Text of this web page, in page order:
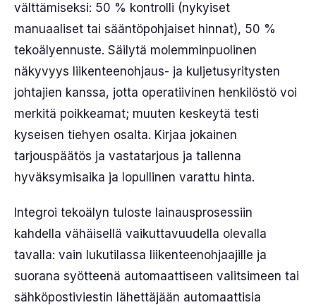
välttämiseksi: 50 % kontrolli (nykyiset
manuaaliset tai sääntöpohjaiset hinnat), 50 %
tekoälyennuste. Säilytä molemminpuolinen
näkyvyys liikenteenohjaus- ja kuljetusyritysten
johtajien kanssa, jotta operatiivinen henkilöstö voi
merkitä poikkeamat; muuten keskeytä testi
kyseisen tiehyen osalta. Kirjaa jokainen
tarjouspäätös ja vastatarjous ja tallenna
hyväksymisaika ja lopullinen varattu hinta.
Integroi tekoälyn tuloste lainausprosessiin
kahdella vähäisellä vaikuttavuudella olevalla
tavalla: vain lukutilassa liikenteenohjaajille ja
suorana syötteenä automaattiseen valitsimeen tai
sähköpostiviestin lähettäjään automaattisia